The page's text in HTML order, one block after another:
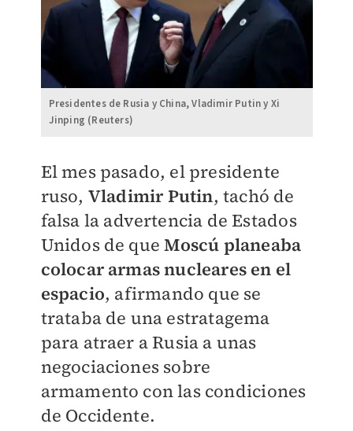
Presidentes de Rusia y China, Vladimir Putin y Xi
Jinping (Reuters)
El mes pasado, el presidente
ruso, Vladimir Putin, tachó de
falsa la advertencia de Estados
Unidos de queMoscú planeaba
colocar armas nucleares en el
espacio, afirmando que se
trataba de una estratagema
para atraer a Rusia a unas
negociaciones sobre
armamento con las condiciones
de Occidente.